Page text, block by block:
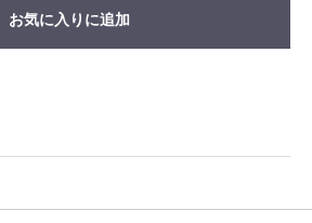
お気に入りに追加